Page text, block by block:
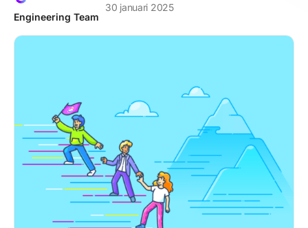
Engineering Team
30 januari 2025